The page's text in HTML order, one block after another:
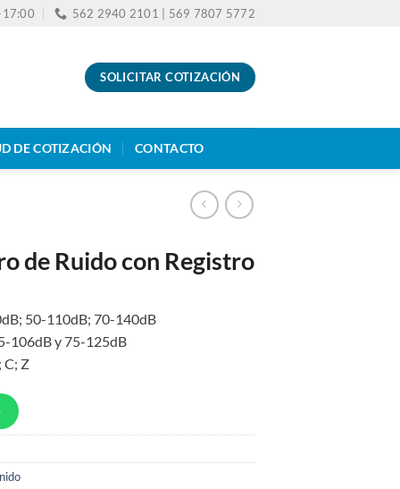
17:00 562 2940 2101 | 569 7807 5772
SOLICITAR COTIZACIÓN
DE COTIZACIÓN CONTACTO
de Ruido con Registro
50-110dB; 70-140dB
106dB y 75-125dB
C; Z